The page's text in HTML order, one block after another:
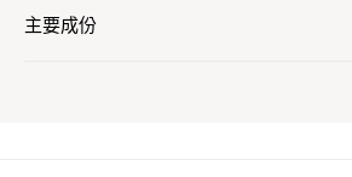
主要成份